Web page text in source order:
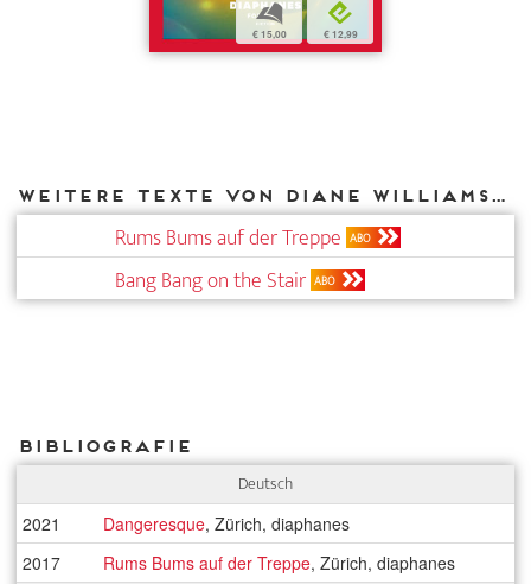
b
€ 15,00
e
€ 12,99
Weitere Texte von Diane Williams bei DIAPHANES
Rums Bums auf der Treppe ABO
Bang Bang on the Stair ABO
Bibliografie
Deutsch
2021 Dangeresque, Zürich, diaphanes
2017
Rums Bums auf der Treppe, Zürich, diaphanes